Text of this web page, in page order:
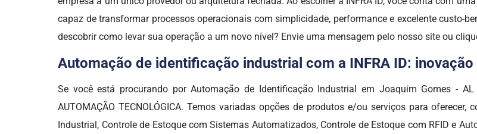
capaz de transformar processos operacionais com simplicidade, performance e excelente custo-
descobrir como levar sua operação a um novo nível? Envie uma mensagem pelo nosso site ou
Automação de identificação industrial com a INFRA ID:
Se você está procurando por Automação de Identificação Industrial em Joaquim Gomes -
AUTOMAÇÃO TECNOLÓGICA. Temos variadas opções de produtos e/ou serviços para
Industrial, Controle de Estoque com Sistemas Automatizados, Controle de Estoque com RFID e